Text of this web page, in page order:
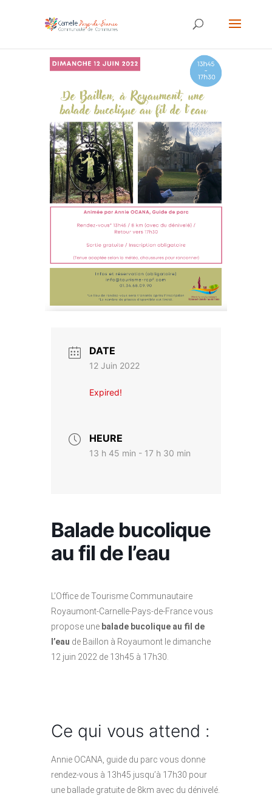
DATE
12 Juin 2022
Expired!
HEURE
13 h 45 min - 17 h 30 min
Balade bucolique
au fil de l’eau
L’Office de Tourisme Communautaire
Royaumont-Carnelle-Pays-de-France vous
propose une balade bucolique au fil de
l’eau de Baillon à Royaumont le dimanche
12 juin 2022 de 13h45 à 17h30.
Ce qui vous attend :
Annie OCANA, guide du parc vous donne
rendez-vous à 13h45 jusqu’à 17h30 pour
une ballade gratuite de 8km avec du dénivelé.